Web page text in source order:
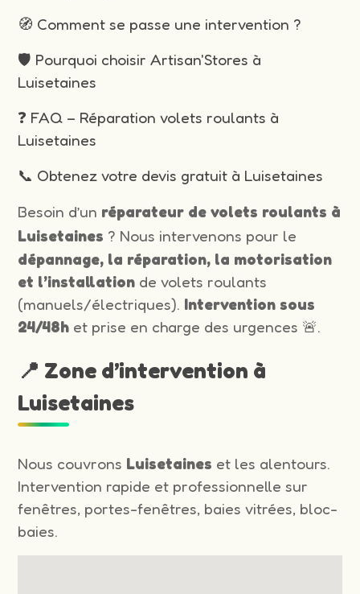
🧭 Comment se passe une intervention ?
🛡️ Pourquoi choisir Artisan'Stores à
Luisetaines
❓ FAQ – Réparation volets roulants à
Luisetaines
📞 Obtenez votre devis gratuit à Luisetaines
Besoin d’un réparateur de volets roulants à
Luisetaines ? Nous intervenons pour le
dépannage, la réparation, la motorisation
et l’installation de volets roulants
(manuels/électriques). Intervention sous
24/48h et prise en charge des urgences 🚨.
📍 Zone d’intervention à
Luisetaines
Nous couvrons Luisetaines et les alentours.
Intervention rapide et professionnelle sur
fenêtres, portes-fenêtres, baies vitrées, bloc-
baies.